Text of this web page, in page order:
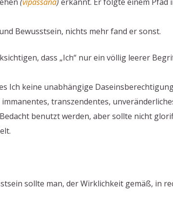
Bewusstsein, nichts mehr fand er sonst.
dass „Ich“ nur ein völlig leerer
Ich keine unabhängige
transzendentes,
benutzt werden, aber sollte nicht
sollte man, der Wirklichkeit gemäß, in